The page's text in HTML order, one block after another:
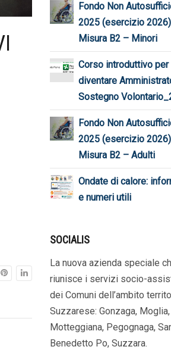
Fondo Non
2025 (esercizio
Misura B2 – Minori
Corso introduttivo per
diventare
Sostegno
Fondo Non
2025 (esercizio
Misura B2 – Adulti
Ondate di calore:
e numeri utili
SOCIALIS
La nuova azienda speciale
riunisce i servizi socio-
dei Comuni dell’ambito
Suzzarese: Gonzaga, Moglia,
Motteggiana, Pegognaga,
Benedetto Po, Suzzara.